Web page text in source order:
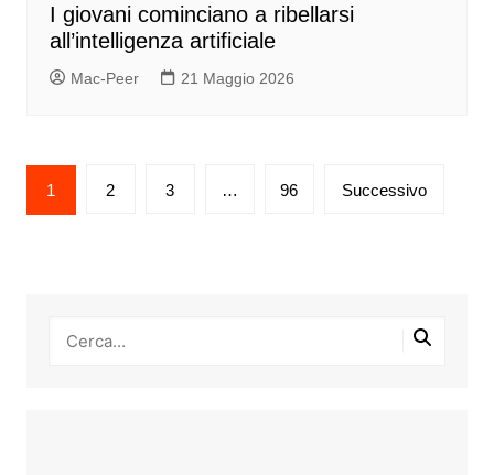
I giovani cominciano a ribellarsi
all’intelligenza artificiale
Mac-Peer 21 Maggio 2026
Paginazione
degli
1 2 3 … 96 Successivo